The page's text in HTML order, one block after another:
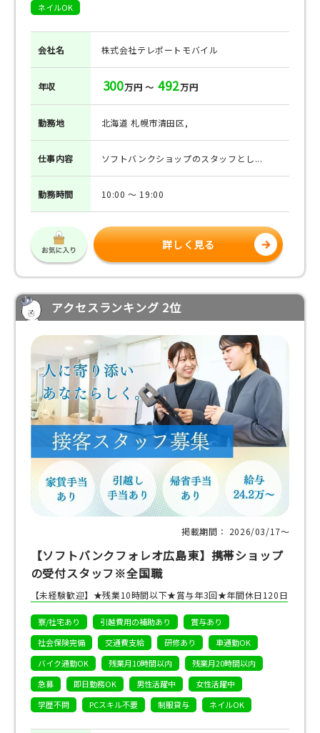
ネイルOK
会社名 株式会社テレポートモバイル
年収 300万円 ～ 492万円
勤務地 北海道 札幌市清田区,
仕事内容 ソフトバンクショップのスタッフとし...
勤務時間 10:00 ～ 19:00
詳しく見る
アクセスランキング 2位
掲載期間： 2026/03/17〜
【ソフトバンクフォレオ広島東】携帯ショップ
の受付スタッフ※全国職
【未経験歓迎】★残業10時間以下★賞与年3回★年間休日120日
寮/社宅あり 引越費用の補助あり
賞与あり
社会保険完備
交通費支給 研修あり
車通勤OK
バイク通勤OK
残業月10時間以内
残業月20時間以内
急募
即日勤務OK 男性活躍中
女性活躍中
学歴不問
PCスキル不要 制服貸与 ネイルOK